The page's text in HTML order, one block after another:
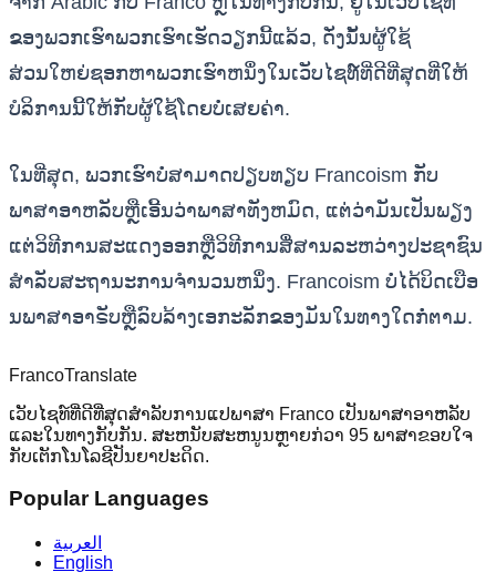
ຂອງພວກເຮົາພວກເຮົາເຮັດວຽກນີ້ແລ້ວ, ດັ່ງນັ້ນຜູ້ໃຊ້
ສ່ວນໃຫຍ່ຊອກຫາພວກເຮົາຫນຶ່ງໃນເວັບໄຊທ໌ທີ່ດີທີ່ສຸດທີ່ໃຫ້
ບໍລິການນີ້ໃຫ້ກັບຜູ້ໃຊ້ໂດຍບໍ່ເສຍຄ່າ.
ໃນທີ່ສຸດ, ພວກເຮົາບໍ່ສາມາດປຽບທຽບ Francoism ກັບ
ພາສາອາຫລັບຫຼືເອີ້ນວ່າພາສາທັງຫມົດ, ແຕ່ວ່າມັນເປັນພຽງ
ແຕ່ວິທີການສະແດງອອກຫຼືວິທີການສື່ສານລະຫວ່າງປະຊາຊົນ
ສໍາລັບສະຖານະການຈໍານວນຫນຶ່ງ. Francoism ບໍ່ໄດ້ບິດເບືອ
ນພາສາອາຣັບຫຼືລົບລ້າງເອກະລັກຂອງມັນໃນທາງໃດກໍ່ຕາມ.
FrancoTranslate
ເວັບໄຊທ໌ທີ່ດີທີ່ສຸດສໍາລັບການແປພາສາ Franco ເປັນພາສາອາຫລັບ
ແລະໃນທາງກັບກັນ. ສະຫນັບສະຫນູນຫຼາຍກ່ວາ 95 ພາສາຂອບໃຈ
ກັບເຕັກໂນໂລຊີປັນຍາປະດິດ.
Popular Languages
العربية
English